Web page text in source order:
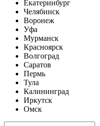
Екатеринбург
Челябинск
Воронеж
Уфа
Мурманск
Красноярск
Волгоград
Саратов
Пермь
Тула
Калининград
Иркутск
Омск